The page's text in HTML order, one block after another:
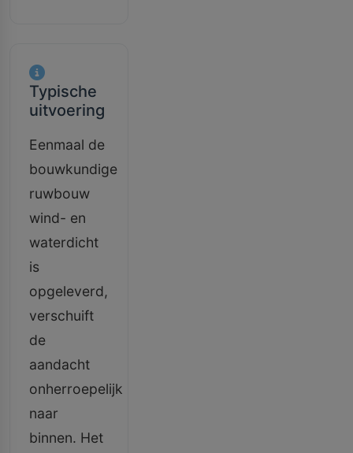
Typische
uitvoering
Eenmaal de
bouwkundige
ruwbouw
wind- en
waterdicht
is
opgeleverd,
verschuift
de
aandacht
onherroepelijk
naar
binnen. Het